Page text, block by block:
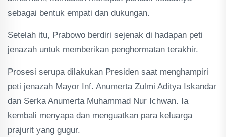
sebagai bentuk empati dan dukungan.
Setelah itu, Prabowo berdiri sejenak di hadapan peti
jenazah untuk memberikan penghormatan terakhir.
Prosesi serupa dilakukan Presiden saat menghampiri
peti jenazah Mayor Inf. Anumerta Zulmi Aditya Iskandar
dan Serka Anumerta Muhammad Nur Ichwan. Ia
kembali menyapa dan menguatkan para keluarga
prajurit yang gugur.